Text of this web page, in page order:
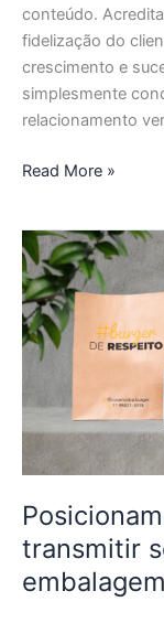
conteúdo.
fidelização do
crescimento e
simplesmente
relacionamento
Read More »
transmitir
embalagem
Posicionamento
de
Marca:
Como
transmitir
branding
na
embalagem